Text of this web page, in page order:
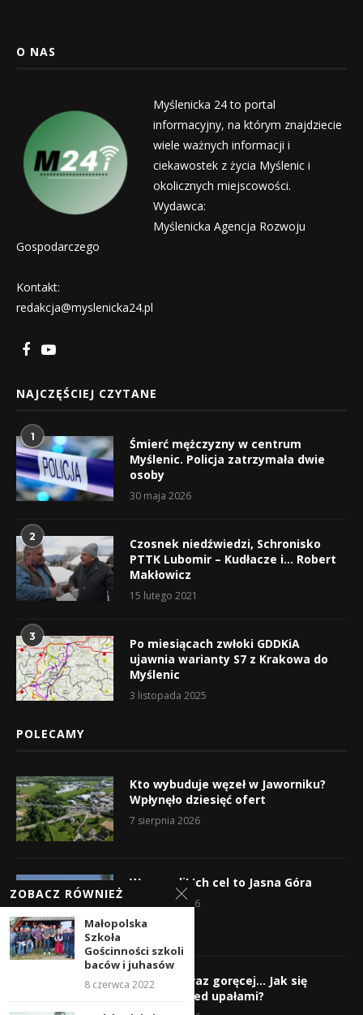
O NAS
Myślenicka 24 to portal
informacyjny, na którym znajdziecie
wiele ważnych informacji i
ciekawostek z życia Myślenic i
okolicznych miejscowości.
Wydawca:
Myślenicka Agencja Rozwoju
Gospodarczego
Kontakt:
redakcja@myslenicka24.pl
NAJCZĘŚCIEJ CZYTANE
1
Śmierć mężczyzny w centrum
Myślenic. Policja zatrzymała dwie
osoby
30 maja 2026
2
Czosnek niedźwiedzi, Schronisko
PTTK Lubomir – Kudłacze i… Robert
Makłowicz
15 lutego 2021
3
Po miesiącach zwłoki GDDKiA
ujawnia warianty S7 z Krakowa do
Myślenic
3 listopada 2025
POLECAMY
Kto wybuduje węzeł w Jaworniku?
Wpłynęło dziesięć ofert
7 sierpnia 2026
Wyruszyli! Ich cel to Jasna Góra
5 sierpnia 2026
Gorąco, coraz goręcej… Jak się
chronić przed upałami?
ZOBACZ RÓWNIEŻ
Małopolska
Szkoła
Gościnności szkoli
baców i juhasów
8 czerwca 2022